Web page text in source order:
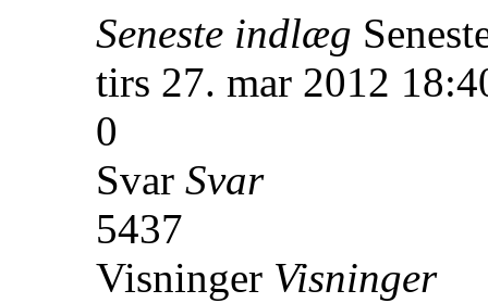
Seneste indlæg
tirs 27. mar 2012
0
Svar Svar
5437
Visninger Visninger